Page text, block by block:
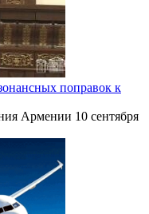
поправок к
Армении 10 сентября